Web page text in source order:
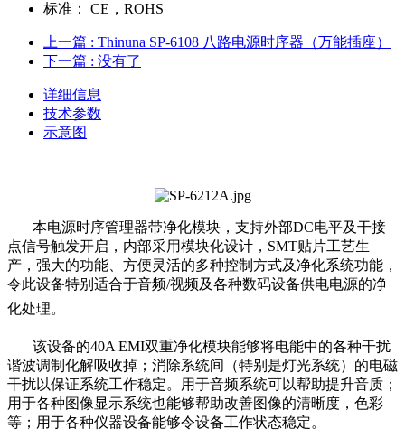
标准：
CE，ROHS
上一篇 : Thinuna SP-6108 八路电源时序器（万能插座）
下一篇 : 没有了
详细信息
技术参数
示意图
本电源时序管理器带净化模块，支持外部DC电平及干接
点信号触发开启，内部采用模块化设计，SMT贴片工艺生
产，强大的功能、方便灵活的多种控制方式及净化系统功能，
令此设备特别适合于音频/视频及各种数码设备供电电源的净
化处理。
该设备的40A EMI双重净化模块能够将电能中的各种干扰
谐波调制化解吸收掉；消除系统间（特别是灯光系统）的电磁
干扰以保证系统工作稳定。用于音频系统可以帮助提升音质；
用于各种图像显示系统也能够帮助改善图像的清晰度，色彩
等；用于各种仪器设备能够令设备工作状态稳定。